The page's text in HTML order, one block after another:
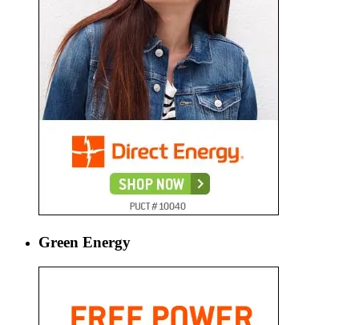
Green Energy